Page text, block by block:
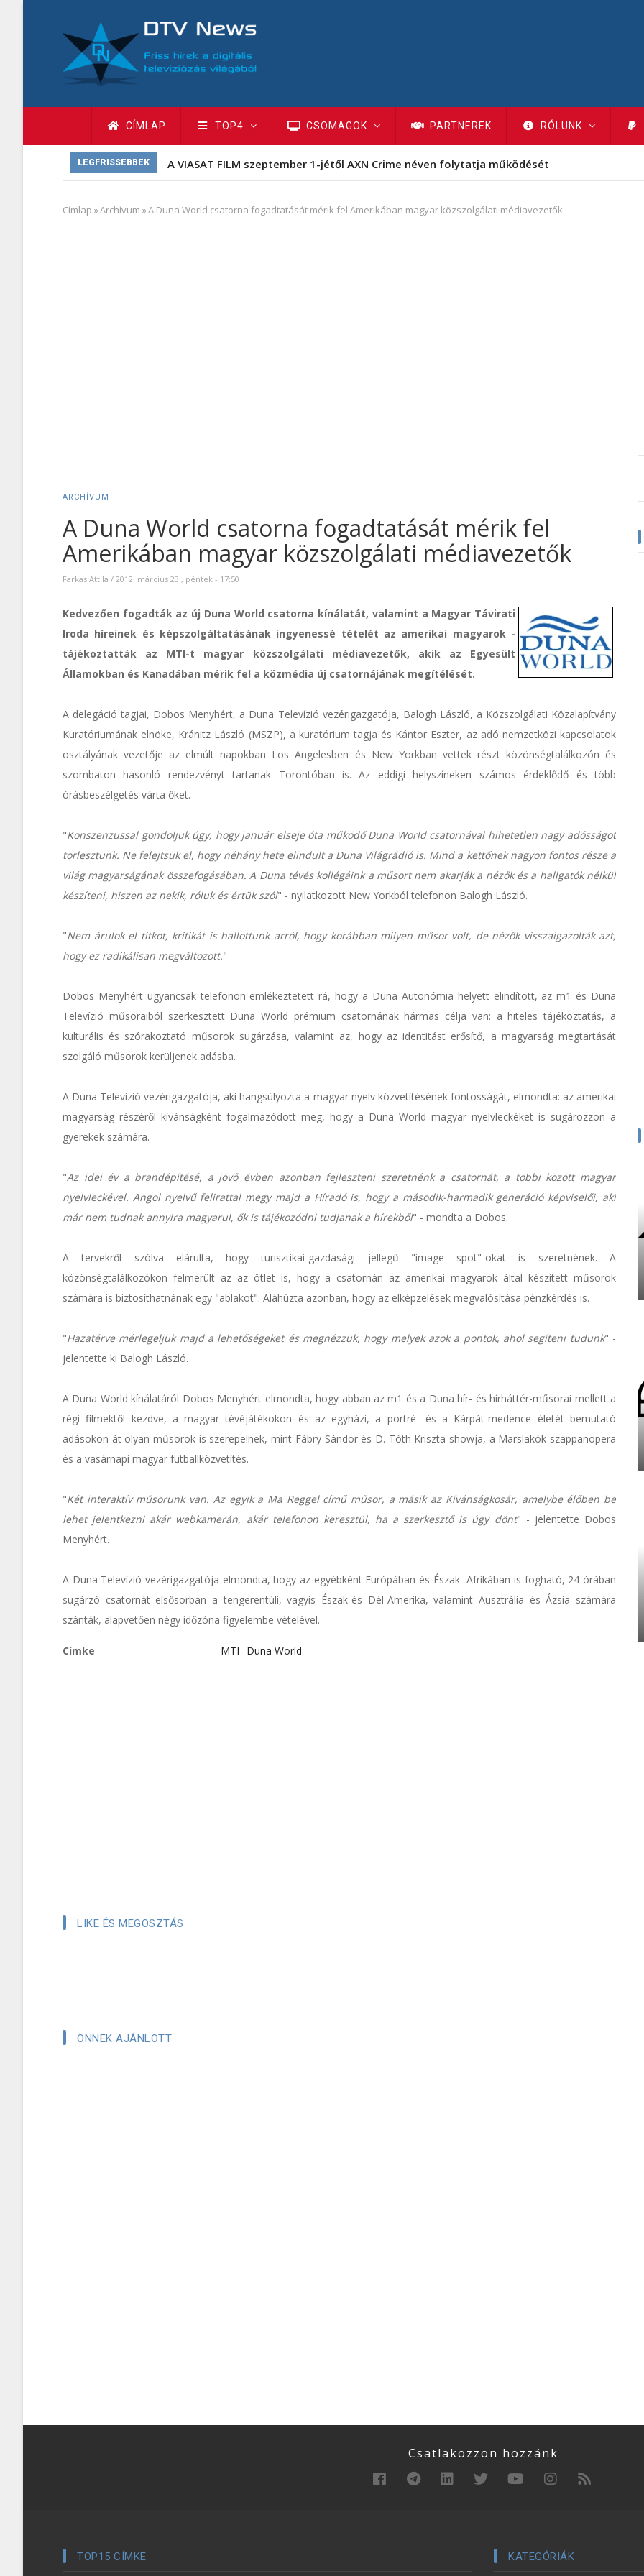
tartalomra
Fő
navigáció
CÍMLAP TOP4 CSOMAGOK PARTNEREK RÓLUNK
LEGFRISSEBBEK A VIASAT FILM szeptember 1-jétől AXN Crime néven folytatja működését
Morzsa
Címlap »Archívum »A Duna World csatorna fogadtatását mérik fel Amerikában magyar közszolgálati médiavezetők
ARCHÍVUM
A Duna World csatorna fogadtatását mérik fel
Amerikában magyar közszolgálati médiavezetők
Farkas Attila / 2012. március 23., péntek - 17:50
Kedvezően fogadták az új Duna World csatorna kínálatát, valamint a Magyar Távirati
Iroda híreinek és képszolgáltatásának ingyenessé tételét az amerikai magyarok -
tájékoztatták az MTI-t magyar közszolgálati médiavezetők, akik az Egyesült
Államokban és Kanadában mérik fel a közmédia új csatornájának megítélését.
A delegáció tagjai, Dobos Menyhért, a Duna Televízió vezérigazgatója, Balogh László, a Közszolgálati Közalapítvány
Kuratóriumának elnöke, Kránitz László (MSZP), a kuratórium tagja és Kántor Eszter, az adó nemzetközi kapcsolatok
osztályának vezetője az elmúlt napokban Los Angelesben és New Yorkban vettek részt közönségtalálkozón és
szombaton hasonló rendezvényt tartanak Torontóban is. Az eddigi helyszíneken számos érdeklődő és több
órásbeszélgetés várta őket.
"Konszenzussal gondoljuk úgy, hogy január elseje óta működő Duna World csatornával hihetetlen nagy adósságot
törlesztünk. Ne felejtsük el, hogy néhány hete elindult a Duna Világrádió is. Mind a kettőnek nagyon fontos része a
világ magyarságának összefogásában. A Duna tévés kollégáink a műsort nem akarják a nézők és a hallgatók nélkül
készíteni, hiszen az nekik, róluk és értük szól" - nyilatkozott New Yorkból telefonon Balogh László.
"Nem árulok el titkot, kritikát is hallottunk arról, hogy korábban milyen műsor volt, de nézők visszaigazolták azt,
hogy ez radikálisan megváltozott."
Dobos Menyhért ugyancsak telefonon emlékeztetett rá, hogy a Duna Autonómia helyett elindított, az m1 és Duna
Televízió műsoraiból szerkesztett Duna World prémium csatornának hármas célja van: a hiteles tájékoztatás, a
kulturális és szórakoztató műsorok sugárzása, valamint az, hogy az identitást erősítő, a magyarság megtartását
szolgáló műsorok kerüljenek adásba.
A Duna Televízió vezérigazgatója, aki hangsúlyozta a magyar nyelv közvetítésének fontosságát, elmondta: az amerikai
magyarság részéről kívánságként fogalmazódott meg, hogy a Duna World magyar nyelvleckéket is sugározzon a
gyerekek számára.
"Az idei év a brandépítésé, a jövő évben azonban fejleszteni szeretnénk a csatornát, a többi között magyar
nyelvleckével. Angol nyelvű felirattal megy majd a Híradó is, hogy a második-harmadik generáció képviselői, aki
már nem tudnak annyira magyarul, ők is tájékozódni tudjanak a hírekből" - mondta a Dobos.
A tervekről szólva elárulta, hogy turisztikai-gazdasági jellegű "image spot"-okat is szeretnének. A
közönségtalálkozókon felmerült az az ötlet is, hogy a csatornán az amerikai magyarok által készített műsorok
számára is biztosíthatnának egy "ablakot". Aláhúzta azonban, hogy az elképzelések megvalósítása pénzkérdés is.
"Hazatérve mérlegeljük majd a lehetőségeket és megnézzük, hogy melyek azok a pontok, ahol segíteni tudunk" -
jelentette ki Balogh László.
A Duna World kínálatáról Dobos Menyhért elmondta, hogy abban az m1 és a Duna hír- és hírháttér-műsorai mellett a
régi filmektől kezdve, a magyar tévéjátékokon és az egyházi, a portré- és a Kárpát-medence életét bemutató
adásokon át olyan műsorok is szerepelnek, mint Fábry Sándor és D. Tóth Kriszta showja, a Marslakók szappanopera
és a vasárnapi magyar futballközvetítés.
"Két interaktív műsorunk van. Az egyik a Ma Reggel című műsor, a másik az Kívánságkosár, amelybe élőben be
lehet jelentkezni akár webkamerán, akár telefonon keresztül, ha a szerkesztő is úgy dönt" - jelentette Dobos
Menyhért.
A Duna Televízió vezérigazgatója elmondta, hogy az egyébként Európában és Észak- Afrikában is fogható, 24 órában
sugárzó csatornát elsősorban a tengerentúli, vagyis Észak-és Dél-Amerika, valamint Ausztrália és Ázsia számára
szánták, alapvetően négy időzóna figyelembe vételével.
Címke MTI Duna World
LIKE ÉS MEGOSZTÁS
ÖNNEK AJÁNLOTT
Csatlakozzon hozzánk
TOP15 CÍMKE KATEGÓRIÁK